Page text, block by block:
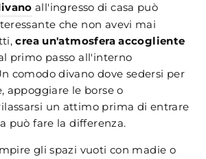
all'ingresso di casa può
che non avevi mai
crea un'atmosfera accogliente
primo passo all'interno
comodo divano dove sedersi per
appoggiare le borse o
un attimo prima di entrare
può fare la differenza.
gli spazi vuoti con madie o